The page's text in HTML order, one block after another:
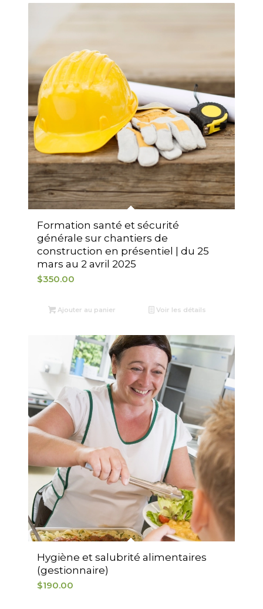
Formation santé et sécurité
générale sur chantiers de
construction en présentiel | du 25
mars au 2 avril 2025
$350.00
Ajouter au panier Voir les détails
Hygiène et salubrité alimentaires
(gestionnaire)
$190.00